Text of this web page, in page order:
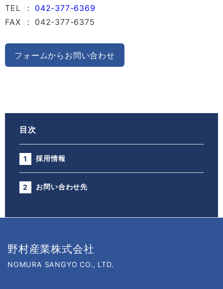
TEL
：
042-377-6369
FAX
： 042-377-6375
フォームからお問い合わせ
目次
採用情報
お問い合わせ先
野村産業株式会社
NOMURA SANGYO CO., LTD.